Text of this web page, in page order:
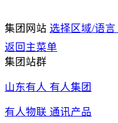
集团网站 选择区域/语言
返回主菜单
集团站群
山东有人 有人集团
有人物联 通讯产品